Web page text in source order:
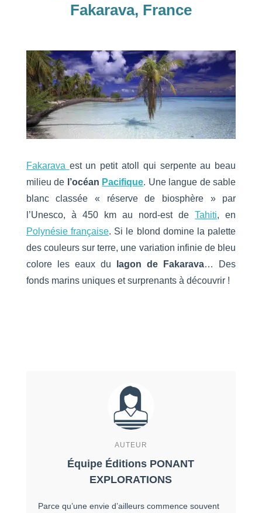
Fakarava, France
Fakarava est un petit atoll qui serpente au beau
milieu de l’océan Pacifique. Une langue de sable
blanc classée « réserve de biosphère » par
l’Unesco, à 450 km au nord-est deTahiti, en
Polynésie française. Si le blond domine la palette
des couleurs sur terre, une variation infinie de bleu
colore les eaux du lagon de Fakarava… Des
fonds marins uniques et surprenants à découvrir !
AUTEUR
Équipe Éditions PONANT
EXPLORATIONS
Parce qu’une envie d’ailleurs commence souvent